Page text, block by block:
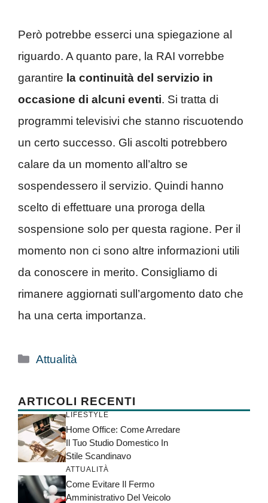
Però potrebbe esserci una spiegazione al
riguardo. A quanto pare, la RAI vorrebbe
garantire la continuità del servizio in
occasione di alcuni eventi. Si tratta di
programmi televisivi che stanno riscuotendo
un certo successo. Gli ascolti potrebbero
calare da un momento all’altro se
sospendessero il servizio. Quindi hanno
scelto di effettuare una proroga della
sospensione solo per questa ragione. Per il
momento non ci sono altre informazioni utili
da conoscere in merito. Consigliamo di
rimanere aggiornati sull’argomento dato che
ha una certa importanza.
Categorie
Attualità
ARTICOLI RECENTI
LIFESTYLE
Home Office: Come Arredare
Il Tuo Studio Domestico In
Stile Scandinavo
ATTUALITÀ
Come Evitare Il Fermo
Amministrativo Del Veicolo